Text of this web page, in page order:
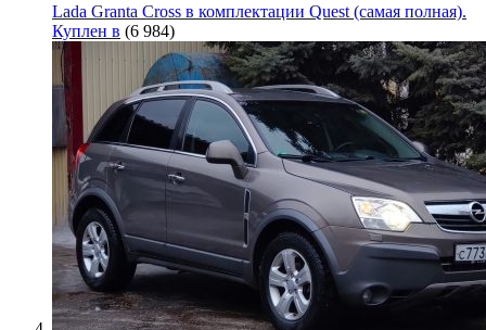
Lada Granta Cross в комплектации Quest (самая полная).
Куплен в (6 984)